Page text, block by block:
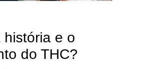
história e o
do THC?